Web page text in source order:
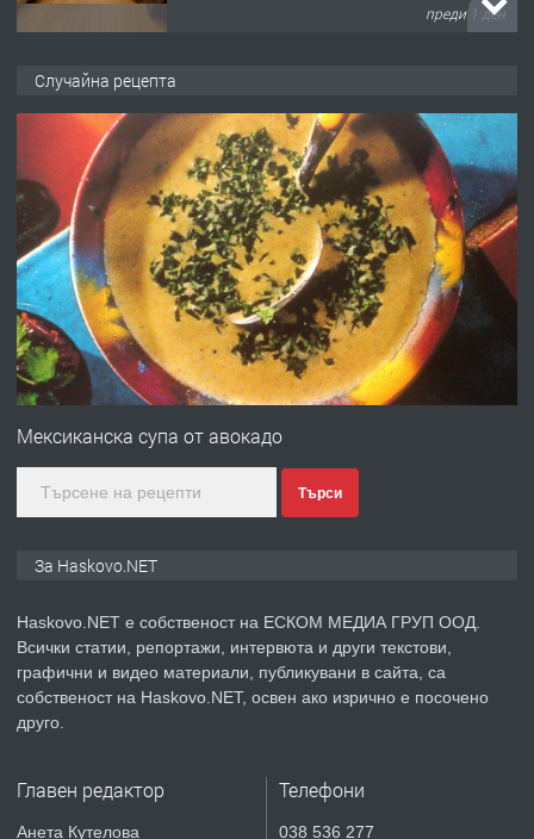
преди 1 ден
АПАРТАМЕНТ В ЦЕНТЪРА НА ГР.
ХАСКОВО
преди 2 дни
ПРЕДЛАГА Давам гараж под наем
преди 2 дни
ПРЕДЛАГА
№4120 Магазин/Офис под наем в кв.
градската градина!
преди 3 дни
ПРЕДЛАГА
Продавам парцел в гр. Хасково кв.
Случайна рецепта
Мексиканска супа от авокадо
Търси
За Haskovo.NET
Haskovo.NET е собственост на ЕСКОМ МЕДИА ГРУП ООД.
Всички статии, репортажи, интервюта и други текстови,
графични и видео материали, публикувани в сайта, са
собственост на Haskovo.NET, освен ако изрично е посочено
друго.
Главен редактор
Анета Кутелова
Телефони
038 536 277